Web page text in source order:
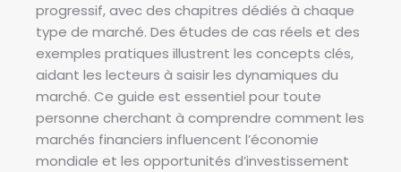
progressif, avec des chapitres dédiés à chaque
type de marché. Des études de cas réels et des
exemples pratiques illustrent les concepts clés,
aidant les lecteurs à saisir les dynamiques du
marché. Ce guide est essentiel pour toute
personne cherchant à comprendre comment les
marchés financiers influencent l’économie
mondiale et les opportunités d’investissement